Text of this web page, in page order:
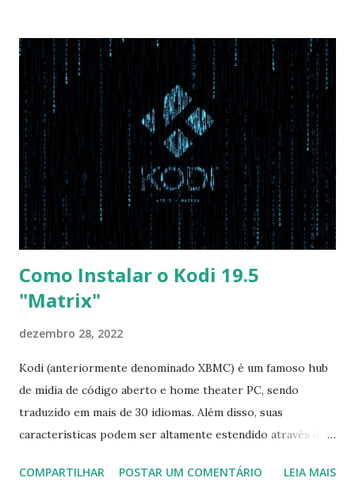
com Win, deixe essa opção no Auto ) Set AHCI Mode ->
Disabled USB S3 Wake-up -> Enabled Boot: Secure Boot ->
Disabled OS Mode Selection -> UEFI and CSM OS (Essa
opção garante boot com Win e Linux) Boot > Boot Priority
Order USB HDD: SATA CD: SATA HDD: Essa ordem de boot
vai garantir que ele tente primeiro o boot pela USB, depois
pelo CD e por último no HD. Apenas as opções acima são
as necessá...
Como Instalar o Kodi 19.5
"Matrix"
dezembro 28, 2022
Kodi (anteriormente denominado XBMC) é um famoso hub
de mídia de código aberto e home theater PC, sendo
traduzido em mais de 30 idiomas. Além disso, suas
características podem ser altamente estendido através de
(personal video recorder). A versão final do Kodi 19.5
COMPARTILHAR POSTAR UM COMENTÁRIO LEIA MAIS